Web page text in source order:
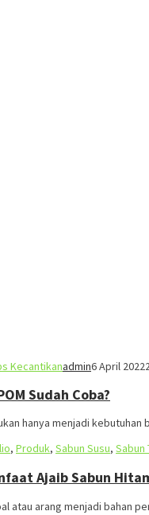
Kecantikanadmin6 April 2022
Sudah Coba?
hanya menjadi kebutuhan
, Produk, Sabun Susu, Sabun
Ajaib Sabun
atau arang menjadi bahan